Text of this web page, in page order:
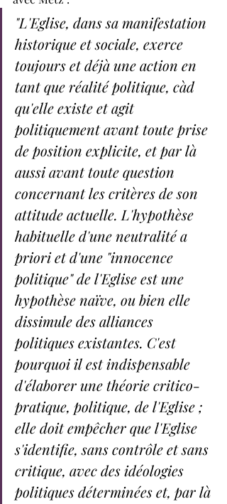
"L'Eglise, dans sa manifestation
historique et sociale, exerce
toujours et déjà une action en
tant que réalité politique, càd
qu'elle existe et agit
politiquement avant toute prise
de position explicite, et par là
aussi avant toute question
concernant les critères de son
attitude actuelle. L'hypothèse
habituelle d'une neutralité a
priori et d'une "innocence
politique" de l'Eglise est une
hypothèse naïve, ou bien elle
dissimule des alliances
politiques existantes. C'est
pourquoi il est indispensable
d'élaborer une théorie critico-
pratique, politique, de l'Eglise ;
elle doit empêcher que l'Eglise
s'identifie, sans contrôle et sans
critique, avec des idéologies
politiques déterminées et, par là